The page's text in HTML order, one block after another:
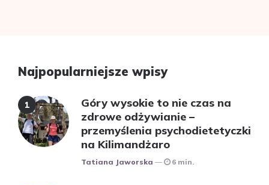
Najpopularniejsze wpisy
Góry wysokie to nie czas na
zdrowe odżywianie –
przemyślenia psychodietetyczki
na Kilimandżaro
Posted
Tatiana Jaworska 6 min.